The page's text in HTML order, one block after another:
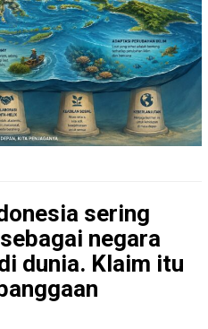
sering
negara
dunia. Klaim itu